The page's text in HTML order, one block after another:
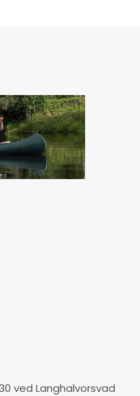
ved Langhalvorsvad